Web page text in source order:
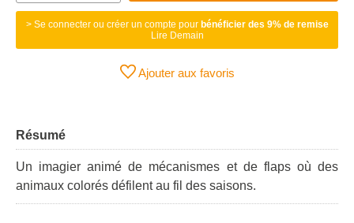
> Se connecter ou créer un compte pour bénéficier des 9% de remise
Lire Demain
Ajouter aux favoris
Résumé
Un imagier animé de mécanismes et de flaps où des
animaux colorés défilent au fil des saisons.